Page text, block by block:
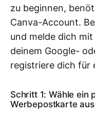
zu beginnen,
Canva-Account.
und melde dich
deinem Google-
registriere dich für
Schritt 1: Wähle ein
Werbepostkarte aus